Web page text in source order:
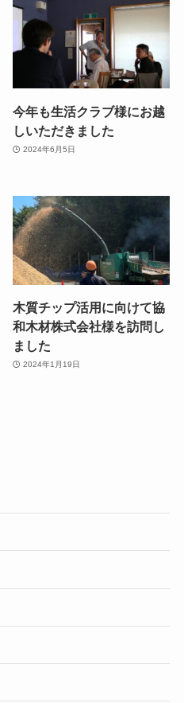
今年も生活クラブ様にお越
しいただきました
2024年6月5日
木質チップ活用に向けて協
和木材株式会社様を訪問し
ました
2024年1月19日